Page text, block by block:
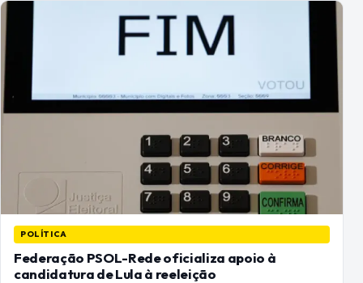
POLÍTICA
Federação PSOL-Rede oficializa apoio à
candidatura de Lula à reeleição